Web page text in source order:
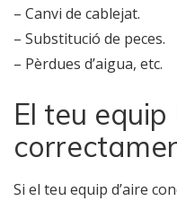
– Canvi de cablejat.
– Substitució de peces.
– Pèrdues d’aigua, etc.
El teu
Si el teu equip d’aire